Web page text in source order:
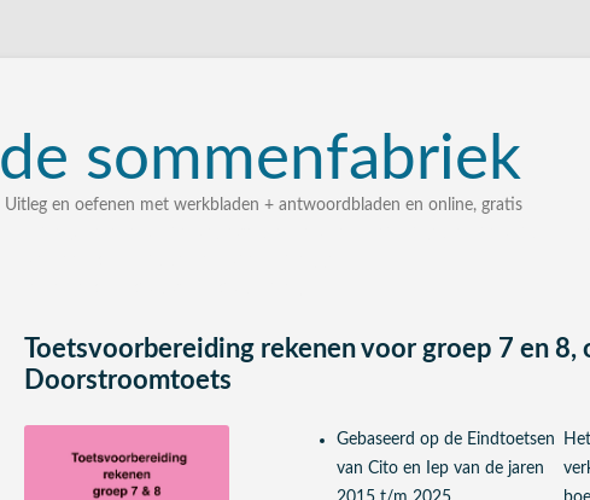
de sommenfabriek
Uitleg en oefenen met werkbladen + antwoordbladen en online, gratis
Toetsvoorbereiding rekenen voor groep 7 en 8,
Doorstroomtoets
Gebaseerd op de Eindtoetsen
van Cito en Iep van de jaren